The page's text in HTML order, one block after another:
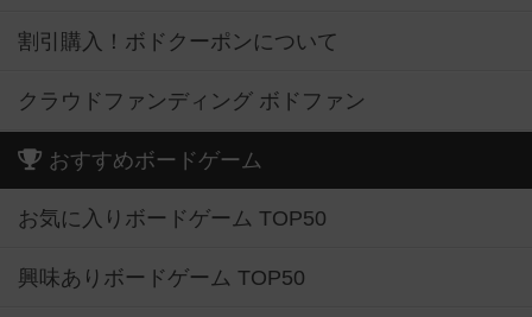
割引購入！ボドクーポンについて
クラウドファンディング ボドファン
おすすめボードゲーム
お気に入りボードゲーム TOP50
興味ありボードゲーム TOP50